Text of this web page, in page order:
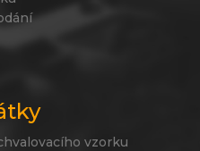
vzorku